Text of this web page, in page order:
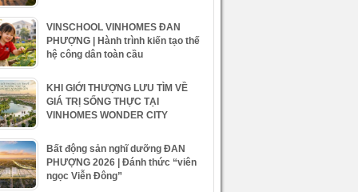
VINSCHOOL VINHOMES ĐAN
PHƯỢNG | Hành trình kiến tạo thế
hệ công dân toàn cầu
KHI GIỚI THƯỢNG LƯU TÌM VỀ
GIÁ TRỊ SỐNG THỰC TẠI
VINHOMES WONDER CITY
Bất động sản nghĩ dưỡng ĐAN
PHƯỢNG 2026 | Đánh thức “viên
ngọc Viễn Đông”